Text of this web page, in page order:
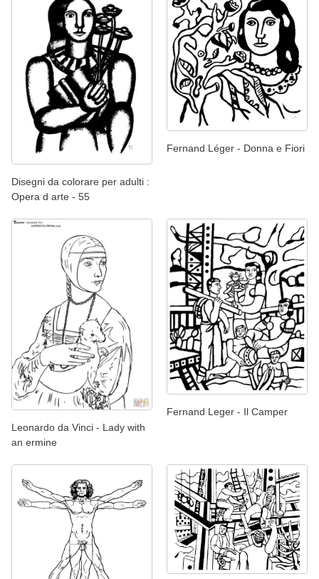
Disegni da colorare per adulti :
Opera d arte - 55
Fernand Léger - Donna e Fiori
Leonardo da Vinci - Lady with
an ermine
Fernand Leger - Il Camper